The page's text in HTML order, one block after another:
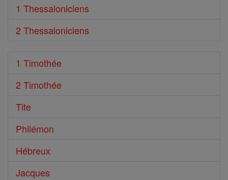
1 Thessaloniciens
2 Thessaloniciens
1 Timothée
2 Timothée
Tite
Philémon
Hébreux
Jacques